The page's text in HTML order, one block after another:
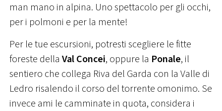
man mano in alpina. Uno spettacolo per gli occhi,
per i polmoni e per la mente!
Per le tue escursioni, potresti scegliere le fitte
foreste della Val Concei, oppure la Ponale, il
sentiero che collega Riva del Garda con la Valle di
Ledro risalendo il corso del torrente omonimo. Se
invece ami le camminate in quota, considera i